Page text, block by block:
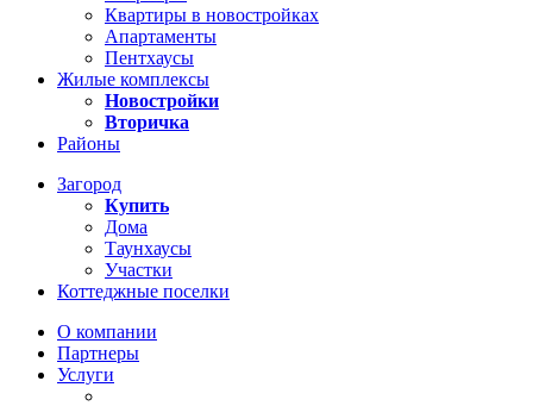
Квартиры в новостройках
Апартаменты
Пентхаусы
Жилые комплексы
Новостройки
Вторичка
Районы
Загород
Купить
Дома
Таунхаусы
Участки
Коттеджные поселки
О компании
Партнеры
Услуги